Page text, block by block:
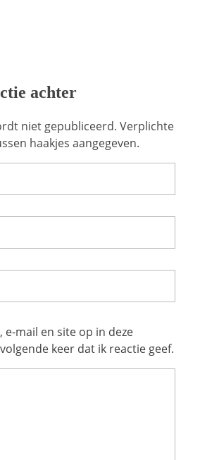
achter
niet gepubliceerd. Verplichte
haakjes aangegeven.
e-mail en site op in deze
keer dat ik reactie geef.